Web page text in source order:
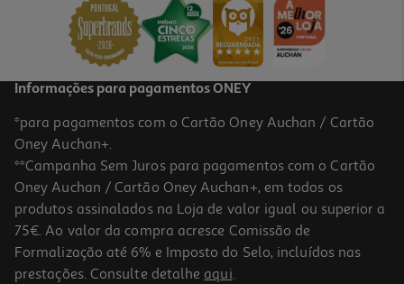
Informações para pagamentos ONEY
*para pagamentos com o Cartão Oney Auchan / Cartão
Oney Auchan+.
**Campanha Sem Juros para pagamentos com o Cartão
Oney Auchan / Cartão Oney Auchan+, em todos os
produtos assinalados na Loja de valor igual ou superior a
75€. Ao valor da compra acresce Comissão de
Formalização até 6% e Imposto do Selo, incluídos nas
prestações. Consulte detalhe aqui.